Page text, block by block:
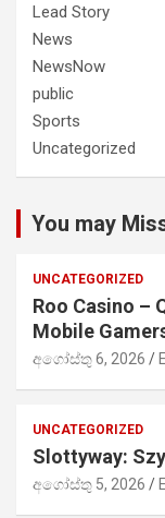
Lead Story
News
NewsNow
public
Sports
Uncategorized
You may
UNCATEGORIZED
Roo Casino –
Mobile
අගෝස්තු 6, 2026
UNCATEGORIZED
Slottyway:
අගෝස්තු 5, 2026